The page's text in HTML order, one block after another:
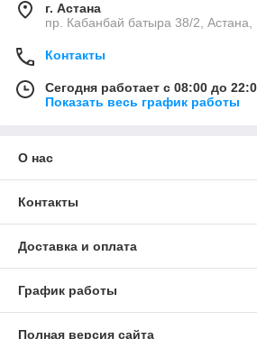
г. Астана
пр. Кабанбай батыра 38/2, Астана,
Контакты
Сегодня работает с 08:00 до
Показать весь график работы
О нас
Контакты
Доставка и оплата
График работы
Полная версия сайта